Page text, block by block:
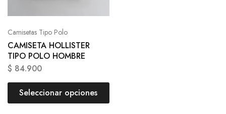
Camisetas Tipo Polo
CAMISETA HOLLISTER
TIPO POLO HOMBRE
$ 84.900
Seleccionar opciones